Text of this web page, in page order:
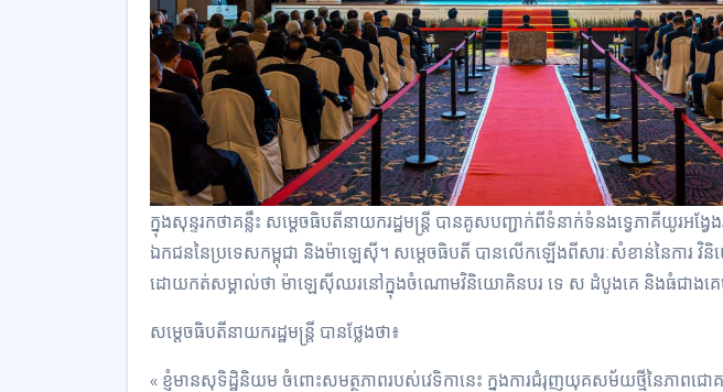
ក្នុងសុន្ទរកថាគន្លឹះ សម្តេចធិបតីនាយករដ្ឋមន្ត្រី បានគូសបញ្ជាក់ពីទំនាក់ទំនងទ្វេភាគីយូរអង្វ
ឯកជននៃប្រទេសកម្ពុជា និងម៉ាឡេស៊ី។ សម្តេចធិបតី បានលើកឡើងពីសារៈសំខាន់នៃការ វិ
ដោយកត់សម្គាល់ថា ម៉ាឡេស៊ីឈរនៅក្នុងចំណោមវិនិយោគិនបរ ទេ ស ដំបូងគេ និងធំជាងគ
សម្តេចធិបតីនាយករដ្ឋមន្ត្រី បានថ្លែងថា៖
« ខ្ញុំមានសុទិដ្ឋិនិយម ចំពោះសមត្ថភាពរបស់វេទិកានេះ ក្នុងការជំរុញយុគសម័យថ្មីនៃភាពជ